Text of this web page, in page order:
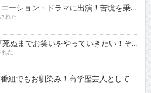
ーション・ドラマに出演！苦境を乗...
れた
ぬまでお笑いをやっていきたい！そ...
た
組でもお馴染み！高学歴芸人として